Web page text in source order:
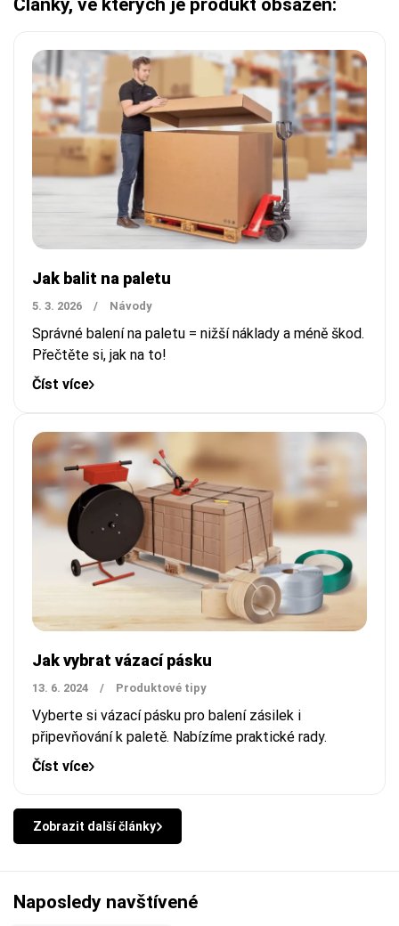
Jak balit na paletu
5. 3. 2026 / Návody
Správné balení na paletu = nižší náklady a méně škod.
Přečtěte si, jak na to!
Číst více
Jak vybrat vázací pásku
13. 6. 2024 / Produktové tipy
Vyberte si vázací pásku pro balení zásilek i
připevňování k paletě. Nabízíme praktické rady.
Číst více
Zobrazit další články
Naposledy navštívené